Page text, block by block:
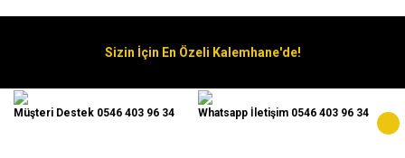
Sizin İçin En Özeli Kalemhane'de!
Müşteri Destek 0546 403 96 34 Whatsapp İletişim 0546 403 96 34